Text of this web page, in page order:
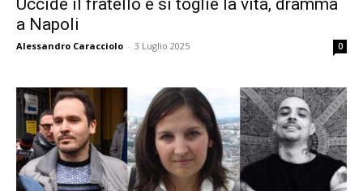
Uccide il fratello e si toglie la vita, dramma
a Napoli
Alessandro Caracciolo - 3 Luglio 2025 0